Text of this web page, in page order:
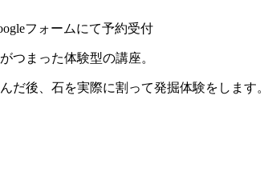
フォームにて予約受付
つまった体験型の講座。
だ後、石を実際に割って発掘体験をします。